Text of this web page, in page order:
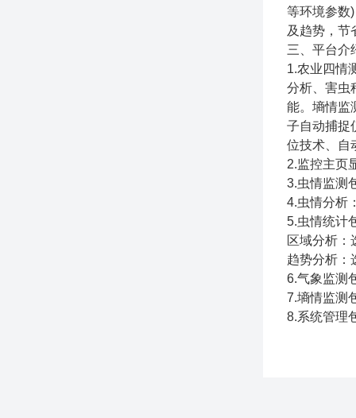
等环境参数
及趋势，节
三、平台介
1.农业四情
分析、害虫
能。墒情监
子自动捕捉
位技术、自
2.监控主页
3.虫情监测
4.虫情分析
5.虫情统计
区域分析：
趋势分析：
6.气象监测
7.墒情监测
8.系统管理